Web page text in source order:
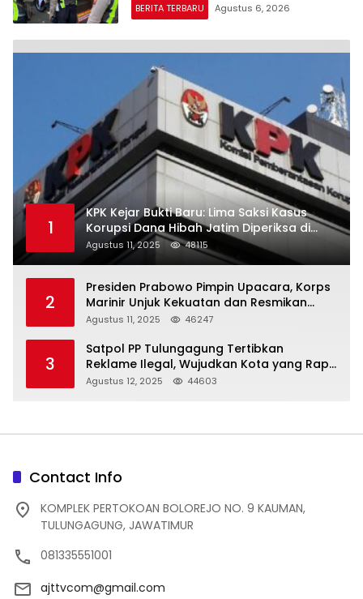
BERITA TERBARU Agustus 6, 2026
1
KPK Kejar Bukti Baru: Lima Saksi Kasus
Korupsi Dana Hibah Jatim Diperiksa di
Trenggalek
Agustus 11, 2025 48115
2
Presiden Prabowo Pimpin Upacara, Korps
Marinir Unjuk Kekuatan dan Resmikan
Struktur Baru
Agustus 11, 2025 46247
3
Satpol PP Tulungagung Tertibkan
Reklame Ilegal, Wujudkan Kota yang Rapi
dan Indah
Agustus 12, 2025 44603
Contact Info
KOMPLEK PERTOKOAN BOLOREJO NO. 9 KAUMAN,
TULUNGAGUNG, JAWATIMUR
081335551001
ajttvcom@gmail.com